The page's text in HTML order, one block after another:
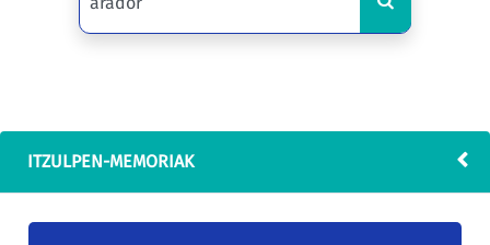
ITZULPEN-MEMORIAK